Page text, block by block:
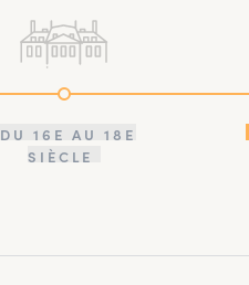
DU 16E AU 18E
SIÈCLE